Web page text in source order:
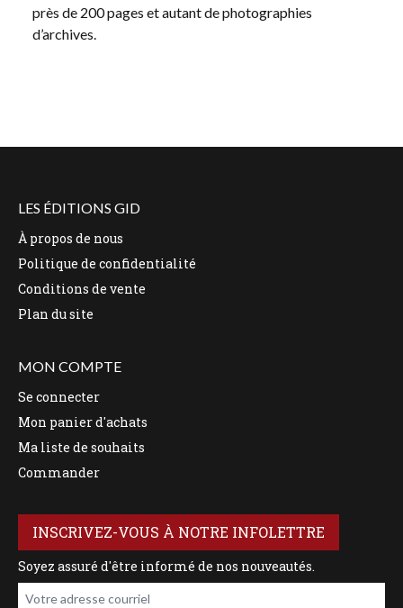
près de 200 pages et autant de photographies
d’archives.
LES ÉDITIONS GID
À propos de nous
Politique de confidentialité
Conditions de vente
Plan du site
MON COMPTE
Se connecter
Mon panier d'achats
Ma liste de souhaits
Commander
INSCRIVEZ-VOUS À NOTRE INFOLETTRE
Soyez assuré d'être informé de nos nouveautés.
Votre adresse courriel